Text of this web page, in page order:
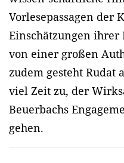
Vorlesepassagen der
Einschätzungen ihrer
von einer großen
zudem gesteht Rudat
viel Zeit zu, der
Beuerbachs
gehen.